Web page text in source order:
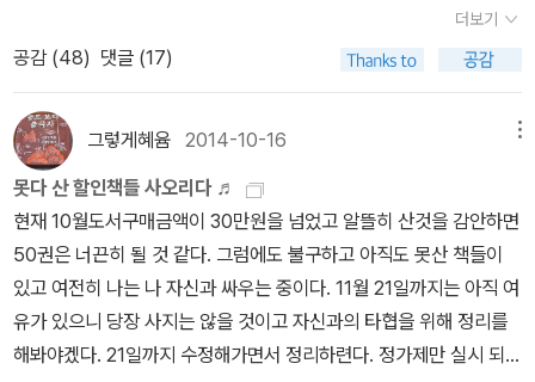
이 없다면 여러 개의 용의자가 수사 선상에 올라왔다 견해 때문에 j
와 k는 모였다 이견이 없는 한 우리는 흩어지고 있다 단 하나의 이름
이 물망에 올랐다 j는 그 영화를 두 번 봤다 그는 그를 반박한다 동
시에, (전문) 이중근. 사람 이름인 줄 알았다가 시 본문을 읽어보니
2차 이상 고차 방정식에서 근이 겹치는 중근重根을 말한다. 제일 쉬
운 2차 방정식을 떠올리면서 잠깐 중딩 시절로 가볼까? 근의 공식은
다 잊어버리셨을 테고, f(x) = ax2+bx+c에서, 판별식 b2–4ac=0
일 때 근이 하나, 즉 이중근이 된다. 근데 시에서 이중근을 설명하려니
까, 굳이 j와 k를 따왔다. j와 k가 다르지만 사실은 하나, 즉 같은 것.
이들 사이에 f가 빠졌으니까, 빠진 걸 다시 넣으면 jfk, ‘존 F. 케네
디’의 미스터리 사건으로 넘어가고, 그래서 용의자, 수사 선상 등으로,
새로운 뜻을 만들어내는 말들. 아는 사람끼리만 아는, 남들이 다 알면
그 효용성이 떨어져 버리는, 더 이상 은어로 존재할 수 없는 언어 아닌
가. 그러니 전위 시인이란 자신들의 은어를 사용하는 시인이고, 그 은
어를 이해하고 소통할 수 있는 독자를 창조해내는 시인이라고 할 수
있다. 시인에게도 독자에게도 쉽지 않은 일일텐데.. 시가 은어라는 것
을 넘어 모든 언어가 은어라고 하니, 언어 속에 숨어 있는 뜻, 그 뜻을
알아내고 빙그레 웃을 수 있는 독자. 행복한 독자다. 나는 아직 이런
은어의 세계에 익숙하지 못하다. 은유도 어려운데, 은어라니... 좀더
명확하게 말하고 소통하는 모습들이 넘쳐난다면, 시인이 모은 언어는
은어라고 말을 할 수 있을까. 하여 이 말에는 소통 불가의 우리 사회가
담겨 있지 않나 하는 생각을 한다. 내가 쓰는 언어는 은어가 아닐까?
이닝‘ 같다. 그리고 짐작에 이 시인은 여전히 트레이닝중인 것 같다.
무엇이 시일까, 어디까지 시일까, 이래도 시일까를 끊임없이 테스트
이닝 시인들은 자동으로 ‘김춘수과‘로 분류된다. 나의 분류법으로는).
무엇이 트레이닝인가.˝둘은 일관된 앙숙이었다. 둘이 화해할 기미가
보이지 않자 제삼자가 나섰다. 제삼의 인물은 어느 편도 들 생각이 없
었지만, 이쪽을 만나면 이쪽에서 저쪽을 만나면 저쪽에서 다른 말이
나오는 것을 부정하고 싶은 생각도 없었다. 이쪽은 이쪽대로 옳은 말
이고 저쪽은 저쪽대로 사정이 있었으니 둘 다의 말을 종합하면 어느
쪽도 만족할 만한 말을 들려줄 수 없었다. 그래서 돌아오는 말이 너는
누구 편이냐? 둘 중 하나만 택하라는 말을 수도 없이 들어왔지만 그
로티즘》(민음사)첫 번째로 올릴 만큼 정말 멋진 빨강의 모습 아닌가!
니체《선악의 저편·도덕의 계보》,《차라투스트라는 이렇게 말했
다》(책세상)니체 전집 다 있었으면 붉음 떼샷이 장관이었을 텐데ㅎ;
아, 마르크스 관련 붉은 책들 많았는데 괜히 팔았나ㅎㅎ에밀 뒤르켐
《자살론》(청아출판사) 다니엘 부어스틴《이미지와 환상》(사계절출판
사)테리 이글턴《신을 옹호하다》(모멘토)루이 조르주 탱《사랑의 역
사》(이성애와 동성애 그 대결의 역사)(문학과 지성사) 제임스
글릭《인포메이션》(동아시아 출판사)리처드 도킨스《만들어진 신》(김
영사)다케우치 가오루_미루야마 아쓰시 《과학의 미해결 문제들》(반
니)데이비드 에반스_리처드 슈말렌지《매치메이커스》(더 퀘스트)앨
런 앤틀리프《아나키와 예술》(이학사)막심 고리키《가난한 사람들》
더보기
공감 (48) 댓글 (17)
그렇게혜윰 2014-10-16
못다 산 할인책들 사오리다 ♬
현재 10월도서구매금액이 30만원을 넘었고 알뜰히 산것을 감안하면
50권은 너끈히 될 것 같다. 그럼에도 불구하고 아직도 못산 책들이
있고 여전히 나는 나 자신과 싸우는 중이다. 11월 21일까지는 아직 여
유가 있으니 당장 사지는 않을 것이고 자신과의 타협을 위해 정리를
해봐야겠다. 21일까지 수정해가면서 정리하련다. 정가제만 실시 되어